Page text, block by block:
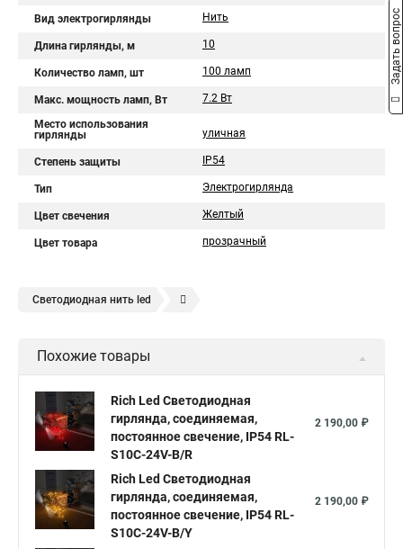
Вид электрогирлянды Нить
Длина гирлянды, м 10
Количество ламп, шт 100 ламп
Макс. мощность ламп, Вт 7.2 Вт
Место использования
гирлянды
уличная
Степень защиты IP54
Тип Электрогирлянда
Цвет свечения Желтый
Цвет товара прозрачный
Светодиодная нить led
Уличная светодиодная нить
Светодиодная нить от батареек
Светодиодная нить уличная
Гирлянда светодиодная нить белая
Что такое светодиодная нить Гирлянды светодиодная нить
Светодиодные лампы светодиодная нить
Светодиодные нити в лампах
Похожие товары
Rich Led Светодиодная
гирлянда, соединяемая,
постоянное свечение, IP54 RL-
S10C-24V-B/R
2 190,00 ₽
Rich Led Светодиодная
гирлянда, соединяемая,
постоянное свечение, IP54 RL-
S10C-24V-B/Y
2 190,00 ₽
Задать вопрос